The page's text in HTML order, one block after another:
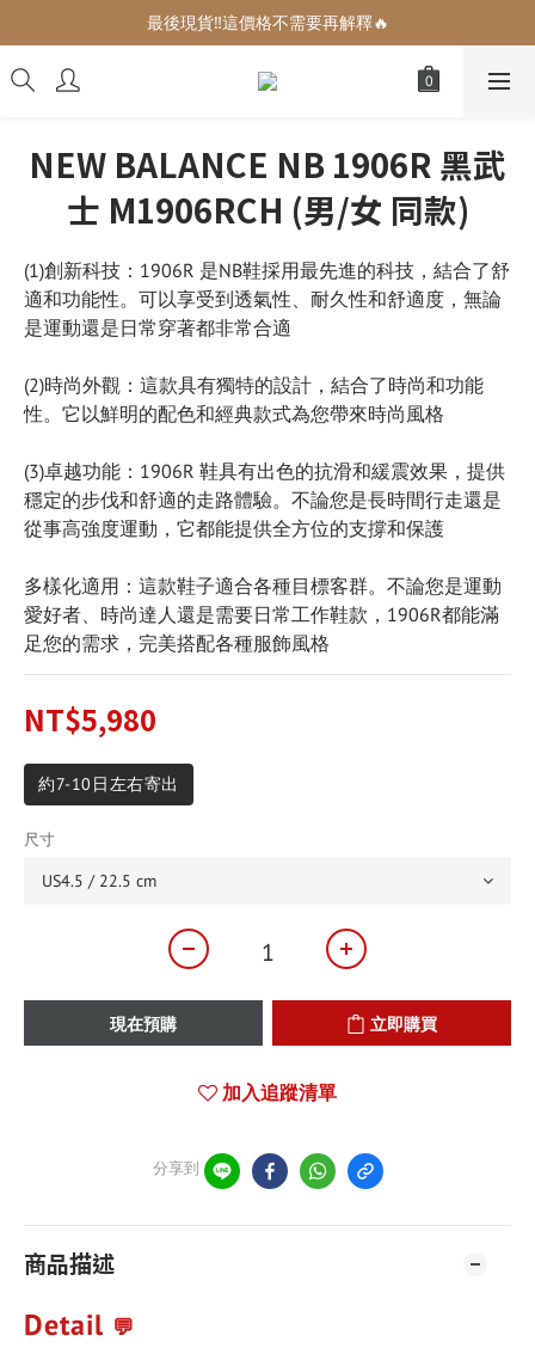
增加生活儀式感的小可愛們🎀
最後現貨‼️這價格不需要再解釋🔥
增加生活儀式感的小可愛們🎀
NEW BALANCE NB 1906R 黑武
士 M1906RCH (男/女 同款)
(1)創新科技：1906R 是NB鞋採用最先進的科技，結合了舒
適和功能性。可以享受到透氣性、耐久性和舒適度，無論
是運動還是日常穿著都非常合適
(2)時尚外觀：這款具有獨特的設計，結合了時尚和功能
性。它以鮮明的配色和經典款式為您帶來時尚風格
(3)卓越功能：1906R 鞋具有出色的抗滑和緩震效果，提供
穩定的步伐和舒適的走路體驗。不論您是長時間行走還是
從事高強度運動，它都能提供全方位的支撐和保護
多樣化適用：這款鞋子適合各種目標客群。不論您是運動
愛好者、時尚達人還是需要日常工作鞋款，1906R都能滿
足您的需求，完美搭配各種服飾風格
NT$5,980
約7-10日左右寄出
尺寸
現在預購 立即購買
加入追蹤清單
分享到
商品描述
Detail 💬